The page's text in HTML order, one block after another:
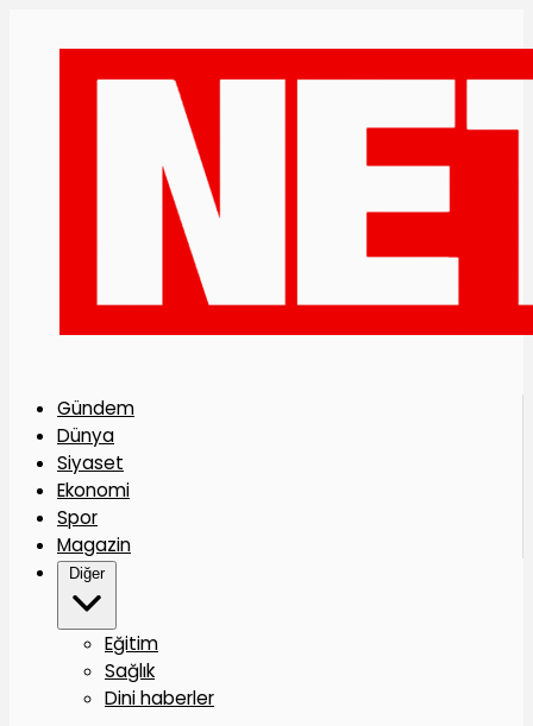
Gündem
Dünya
Siyaset
Ekonomi
Spor
Magazin
Diğer
Eğitim
Sağlık
Dini haberler